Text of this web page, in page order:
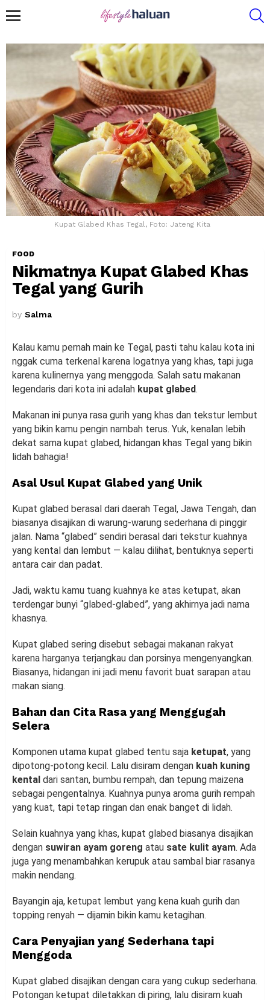
Kupat Glabed Khas Tegal, Foto: Jateng Kita
FOOD
Nikmatnya Kupat Glabed Khas
Tegal yang Gurih
by Salma
Kalau kamu pernah main ke Tegal, pasti tahu kalau kota ini
nggak cuma terkenal karena logatnya yang khas, tapi juga
karena kulinernya yang menggoda. Salah satu makanan
legendaris dari kota ini adalah kupat glabed.
Makanan ini punya rasa gurih yang khas dan tekstur lembut
yang bikin kamu pengin nambah terus. Yuk, kenalan lebih
dekat sama kupat glabed, hidangan khas Tegal yang bikin
lidah bahagia!
Asal Usul Kupat Glabed yang Unik
Kupat glabed berasal dari daerah Tegal, Jawa Tengah, dan
biasanya disajikan di warung-warung sederhana di pinggir
jalan. Nama “glabed” sendiri berasal dari tekstur kuahnya
yang kental dan lembut — kalau dilihat, bentuknya seperti
antara cair dan padat.
Jadi, waktu kamu tuang kuahnya ke atas ketupat, akan
terdengar bunyi “glabed-glabed”, yang akhirnya jadi nama
khasnya.
Kupat glabed sering disebut sebagai makanan rakyat
karena harganya terjangkau dan porsinya mengenyangkan.
Biasanya, hidangan ini jadi menu favorit buat sarapan atau
makan siang.
Bahan dan Cita Rasa yang Menggugah
Selera
Komponen utama kupat glabed tentu saja ketupat, yang
dipotong-potong kecil. Lalu disiram dengan kuah kuning
kental dari santan, bumbu rempah, dan tepung maizena
sebagai pengentalnya. Kuahnya punya aroma gurih rempah
yang kuat, tapi tetap ringan dan enak banget di lidah.
Selain kuahnya yang khas, kupat glabed biasanya disajikan
dengan suwiran ayam goreng atau sate kulit ayam. Ada
juga yang menambahkan kerupuk atau sambal biar rasanya
makin nendang.
Bayangin aja, ketupat lembut yang kena kuah gurih dan
topping renyah — dijamin bikin kamu ketagihan.
Cara Penyajian yang Sederhana tapi
Menggoda
Kupat glabed disajikan dengan cara yang cukup sederhana.
Potongan ketupat diletakkan di piring, lalu disiram kuah